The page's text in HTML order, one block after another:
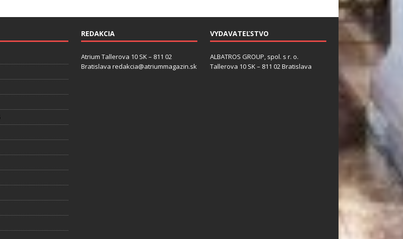
REDAKCIA
Atrium Tallerova 10 SK – 811 02
Bratislava redakcia@atriummagazin.sk
VYDAVATEĽSTVO
ALBATROS GROUP, spol. s r. o.
Tallerova 10 SK – 811 02 Bratislava